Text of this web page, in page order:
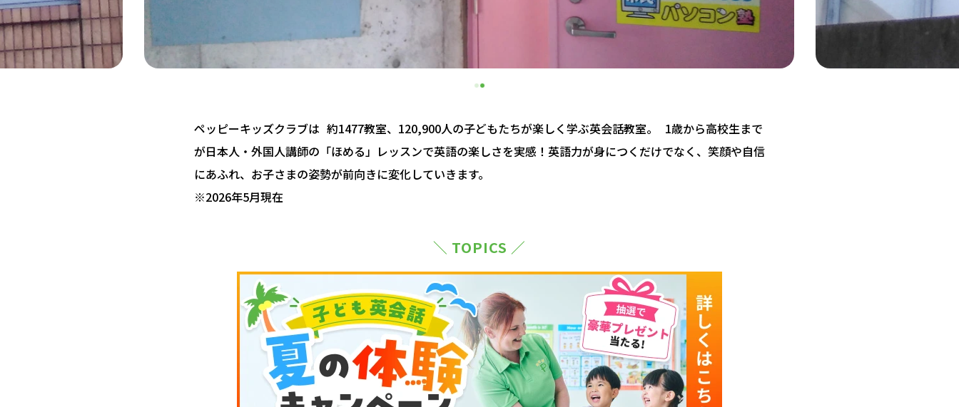
ペッピーキッズクラブは 約1477教室、120,900人の子どもたちが楽しく学ぶ英会話教室。 1歳から高校生まで
が日本人・外国人講師の「ほめる」レッスンで英語の楽しさを実感！英語力が身につくだけでなく、笑顔や自信
にあふれ、お子さまの姿勢が前向きに変化していきます。
※2026年5月現在
＼ TOPICS ／